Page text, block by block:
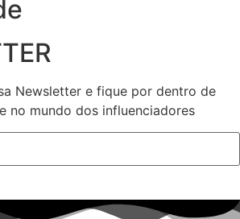
Newsletter e fique por dentro de
no mundo dos influenciadores